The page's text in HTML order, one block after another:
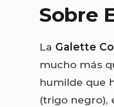
Sobre
La Galette
mucho más
humilde que
(trigo negro),